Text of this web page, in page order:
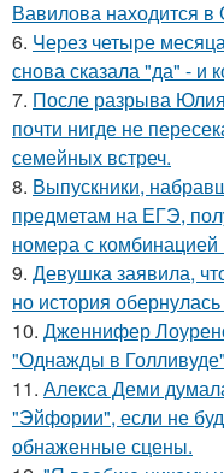
Вавилова находится
6. Через четыре
снова сказала "да" - и
7. После разрыва
почти нигде не
семейных встреч.
8. Выпускники,
предметам на ЕГЭ,
номера с комбинацией
9. Девушка заявила,
но история
10. Дженнифер
"Однажды в
11. Алекса Деми
"Эйфории", если не
обнаженные сцены.